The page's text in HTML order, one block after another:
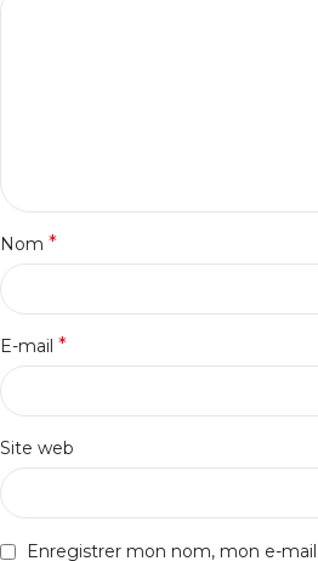
Nom *
E-mail *
Site web
Enregistrer mon nom, mon e-